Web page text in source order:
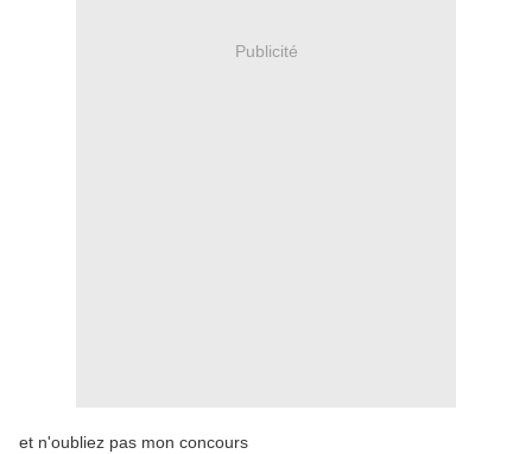
Publicité
et n'oubliez pas mon concours